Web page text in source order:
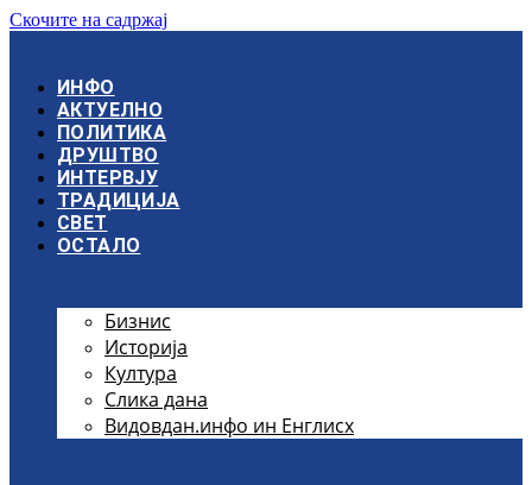
Скочите на садржај
ИНФО
АКТУЕЛНО
ПОЛИТИКА
ДРУШТВО
ИНТЕРВЈУ
ТРАДИЦИЈА
СВЕТ
ОСТАЛО
Бизнис
Историја
Култура
Слика дана
Видовдан.инфо ин Енглисх